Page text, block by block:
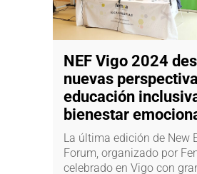
NEF Vigo 2024
nuevas
educación
bienestar
La última edición de New
Forum, organizado por
celebrado en Vigo con